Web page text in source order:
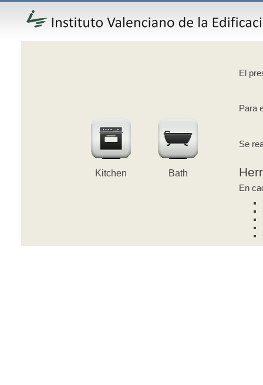
Kitchen Bath
El
Para
Se
En